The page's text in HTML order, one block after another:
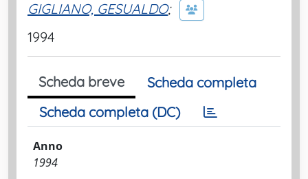
GIGLIANO, GESUALDO;
1994
Scheda breve
Scheda completa
Scheda completa (DC)
Anno
1994